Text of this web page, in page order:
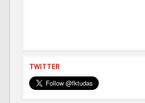
TWITTER